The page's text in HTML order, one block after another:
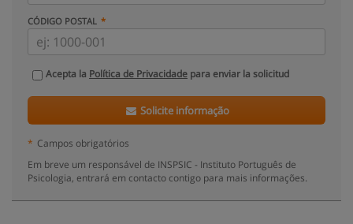
CÓDIGO POSTAL
Acepta la Política de Privacidade para enviar la solicitud
Solicite informação
* Campos obrigatórios
Em breve um responsável de INSPSIC - Instituto Português de
Psicologia, entrará em contacto contigo para mais informações.